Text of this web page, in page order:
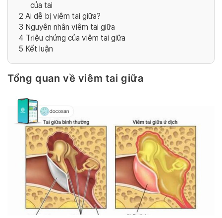
của tai
2 Ai dễ bị viêm tai giữa?
3 Nguyên nhân viêm tai giữa
4 Triệu chứng của viêm tai giữa
5 Kết luận
Tổng quan về viêm tai giữa